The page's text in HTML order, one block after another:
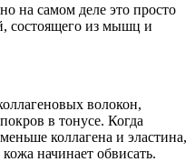
на самом деле это просто
состоящего из мышц и
волокон,
в тонусе. Когда
коллагена и эластина,
начинает обвисать.